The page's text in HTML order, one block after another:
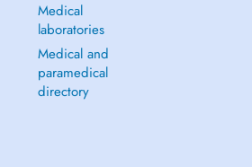
Medical
laboratories
Medical and
paramedical
directory